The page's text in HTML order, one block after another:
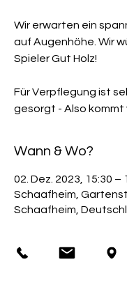
Wir erwarten ein
auf Augenhöhe. Wir
Spieler Gut Holz!
Für Verpflegung ist
gesorgt - Also kommt
Wann & Wo?
02. Dez. 2023, 15:30 –
Schaafheim,
Schaafheim,